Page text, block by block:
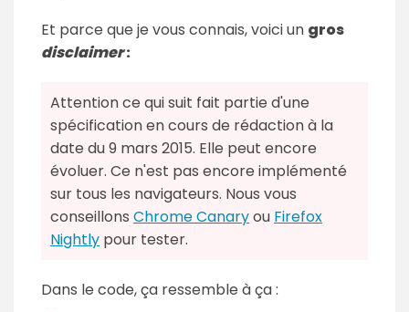
Et parce que je vous connais, voici un gros
disclaimer:
Attention ce qui suit fait partie d'une
spécification en cours de rédaction à la
date du 9 mars 2015. Elle peut encore
évoluer. Ce n'est pas encore implémenté
sur tous les navigateurs. Nous vous
conseillons Chrome Canaryou Firefox
Nightly pour tester.
Dans le code, ça ressemble à ça :